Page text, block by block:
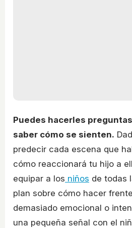
Puedes hacerles
saber cómo se sienten.
predecir cada escena que
cómo reaccionará tu hijo a
equipar a los niños de todas
plan sobre cómo hacer
demasiado emocional o
una pequeña señal con el